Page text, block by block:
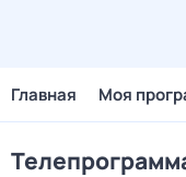
Главная Моя